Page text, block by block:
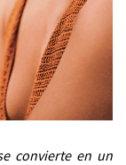
convierte en un